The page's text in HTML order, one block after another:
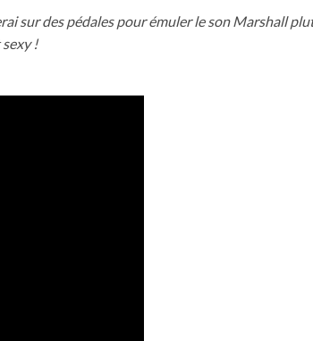
sur des pédales pour émuler le son Marshall
!